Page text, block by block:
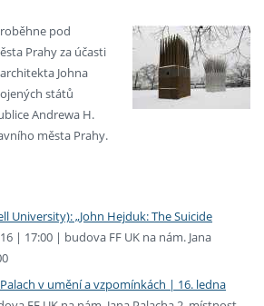
pod
Prahy za účasti
Johna
států
Andrewa H.
města Prahy.
University): „John Hejduk: The Suicide
| 17:00 | budova FF UK na nám. Jana
v umění a vzpomínkách | 16. ledna